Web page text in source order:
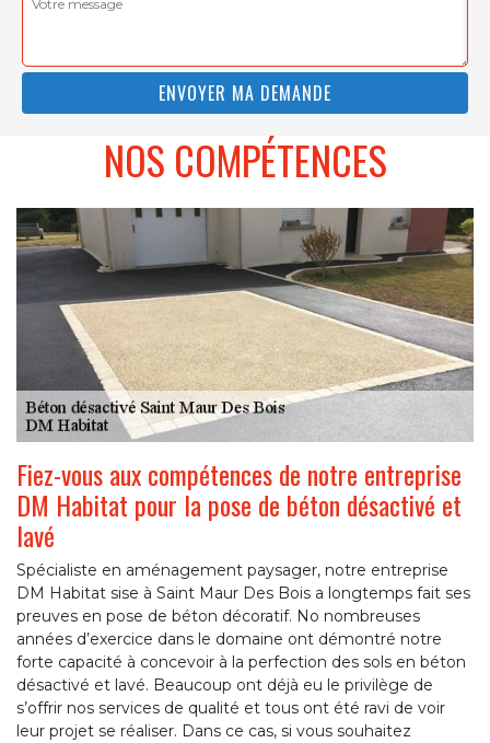
NOS COMPÉTENCES
Fiez-vous aux compétences de notre entreprise
DM Habitat pour la pose de béton désactivé et
lavé
Spécialiste en aménagement paysager, notre entreprise
DM Habitat sise à Saint Maur Des Bois a longtemps fait ses
preuves en pose de béton décoratif. No nombreuses
années d’exercice dans le domaine ont démontré notre
forte capacité à concevoir à la perfection des sols en béton
désactivé et lavé. Beaucoup ont déjà eu le privilège de
s’offrir nos services de qualité et tous ont été ravi de voir
leur projet se réaliser. Dans ce cas, si vous souhaitez